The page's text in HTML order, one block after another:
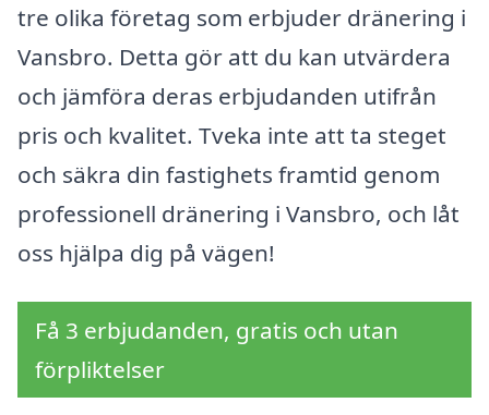
tre olika företag som erbjuder dränering i
Vansbro. Detta gör att du kan utvärdera
och jämföra deras erbjudanden utifrån
pris och kvalitet. Tveka inte att ta steget
och säkra din fastighets framtid genom
professionell dränering i Vansbro, och låt
oss hjälpa dig på vägen!
Få 3 erbjudanden, gratis och utan
förpliktelser